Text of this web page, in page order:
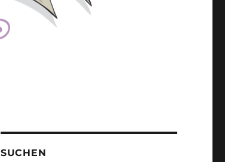
SUCHEN